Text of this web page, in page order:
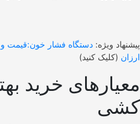
پیشنهاد ویژه: دستگاه فشار خون:قیمت و
ارزان (کلیک کنید)
معیارهای خرید
کشی